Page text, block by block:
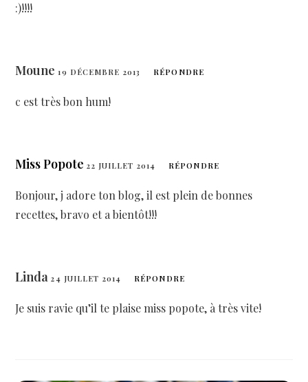
:)!!!!
Moune19 DÉCEMBRE 2013 RÉPONDRE
c est très bon hum!
Miss Popote 22 JUILLET 2014 RÉPONDRE
Bonjour, j adore ton blog, il est plein de bonnes
recettes, bravo et a bientôt!!!
Linda24 JUILLET 2014 RÉPONDRE
Je suis ravie qu’il te plaise miss popote, à très vite!